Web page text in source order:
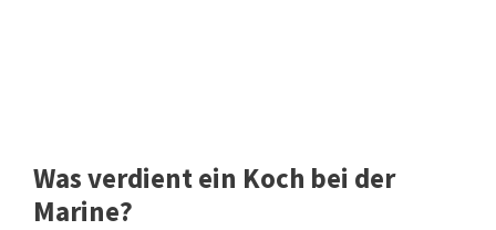
Was verdient ein Koch bei der
Marine?